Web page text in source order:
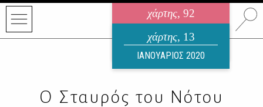
χάρτης, 92
ηλεκτρονικό περιοδικό
ΑΥΓΟΥΣΤΟΣ 2026
χάρτης, 13
ΙΑΝΟΥΑΡΙΟΣ 2020
Ο Σταυρός του Νότου